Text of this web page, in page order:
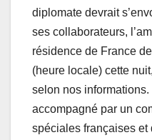
diplomate devrait
ses collaborateurs,
résidence de France
(heure locale) cette
selon nos
accompagné par un
spéciales françaises et